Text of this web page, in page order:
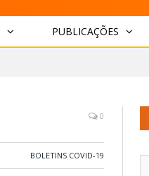
PUBLICAÇÕES
0
BOLETINS COVID-19